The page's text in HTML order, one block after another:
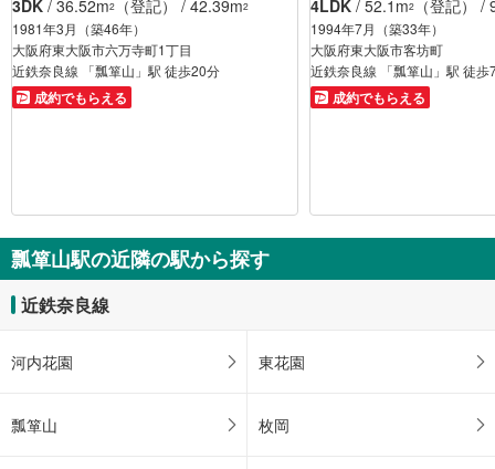
3DK / 36.52m2 （登記） / 42.39m2
1981年3月（築46年）
大阪府東大阪市六万寺町1丁目
近鉄奈良線 「瓢箪山」駅 徒歩20分
成約でもらえる
4LDK / 52.1m2 （登記） /
1994年7月（築33年）
大阪府東大阪市客坊町
近鉄奈良線 「瓢箪山」駅 徒歩
成約でもらえる
瓢箪山駅の近隣の駅から探す
近鉄奈良線
河内花園 東花園
瓢箪山 枚岡